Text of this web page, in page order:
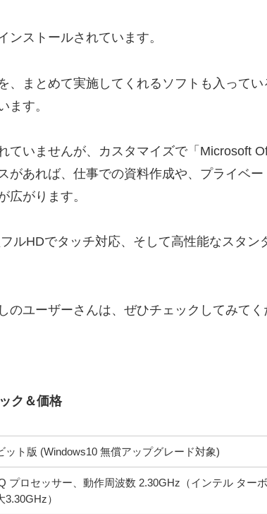
ンストールされています。
、まとめて実施してくれるソフトも入って
ます。
ていませんが、カスタマイズで「Microsoft
があれば、仕事での資料作成や、プライベ
広がります。
ルHDでタッチ対応、そして高性能なスタン
ユーザーさんは、ぜひチェックしてみてく
ク＆価格
ット版 (Windows10 無償アップグレード対象)
プロセッサー、動作周波数 2.30GHz（インテル ター
）